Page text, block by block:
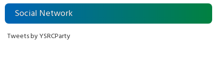
Social Network
Tweets by YSRCParty